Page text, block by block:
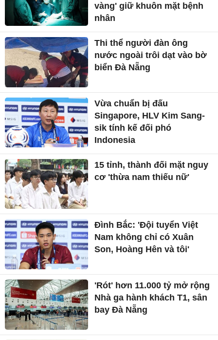
vàng' giữ khuôn mặt bệnh
nhân
Thi thể người đàn ông
nước ngoài trôi dạt vào bờ
biển Đà Nẵng
Vừa chuẩn bị đấu
Singapore, HLV Kim Sang-
sik tính kế đối phó
Indonesia
15 tỉnh, thành đối mặt nguy
cơ 'thừa nam thiếu nữ'
Đình Bắc: 'Đội tuyển Việt
Nam không chỉ có Xuân
Son, Hoàng Hên và tôi'
'Rót' hơn 11.000 tỷ mở rộng
Nhà ga hành khách T1, sân
bay Đà Nẵng